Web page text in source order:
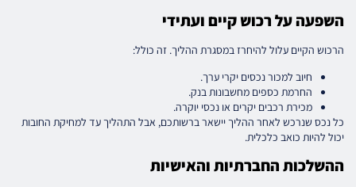
השפעה על רכוש קיים ועתידי
הרכוש הקיים עלול להיחרז במסגרת ההליך. זה כולל:
חיוב למכור נכסים יקרי ערך.
החרמת כספים מחשבונות בנק.
מכירת רכבים יקרים או נכסי יוקרה.
כל נכס שנרכש לאחר ההליך יישאר ברשותכם, אבל התהליך עד למחיקת החובות
יכול להיות כואב כלכלית.
ההשלכות החברתיות והאישיות